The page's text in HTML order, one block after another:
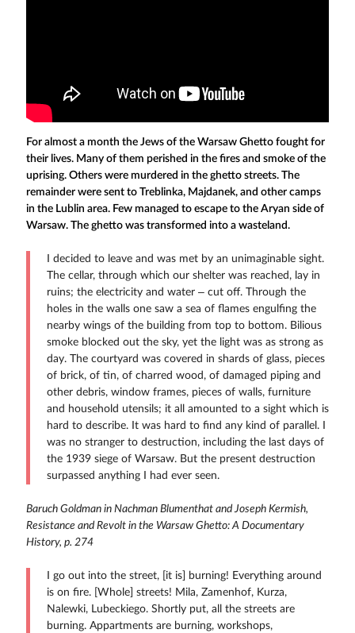
For almost a month the Jews of the Warsaw Ghetto fought for
their lives. Many of them perished in the fires and smoke of the
uprising. Others were murdered in the ghetto streets. The
remainder were sent to Treblinka, Majdanek, and other camps
in the Lublin area. Few managed to escape to the Aryan side of
Warsaw. The ghetto was transformed into a wasteland.
I decided to leave and was met by an unimaginable sight.
The cellar, through which our shelter was reached, lay in
ruins; the electricity and water – cut off. Through the
holes in the walls one saw a sea of flames engulfing the
nearby wings of the building from top to bottom. Bilious
smoke blocked out the sky, yet the light was as strong as
day. The courtyard was covered in shards of glass, pieces
of brick, of tin, of charred wood, of damaged piping and
other debris, window frames, pieces of walls, furniture
and household utensils; it all amounted to a sight which is
hard to describe. It was hard to find any kind of parallel. I
was no stranger to destruction, including the last days of
the 1939 siege of Warsaw. But the present destruction
surpassed anything I had ever seen.
Baruch Goldman in Nachman Blumenthat and Joseph Kermish,
Resistance and Revolt in the Warsaw Ghetto: A Documentary
History, p. 274
I go out into the street, [it is] burning! Everything around
is on fire. [Whole] streets! Mila, Zamenhof, Kurza,
Nalewki, Lubeckiego. Shortly put, all the streets are
burning. Appartments are burning, workshops,